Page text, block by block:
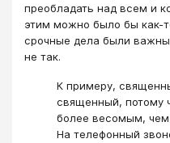
преобладать над всем и
этим можно было бы как-
срочные дела были
не так.
К примеру,
священный, потому
более весомым, чем
На телефонный